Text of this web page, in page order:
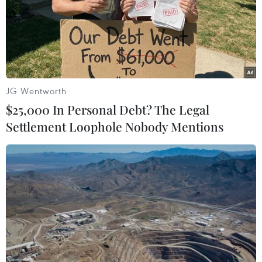
TIN LIÊN QUAN
Tạm dừng xét xử vụ án cố ý làm trái quy
JG Wentworth
$25,000 In Personal Debt? The Legal
Settlement Loophole Nobody Mentions